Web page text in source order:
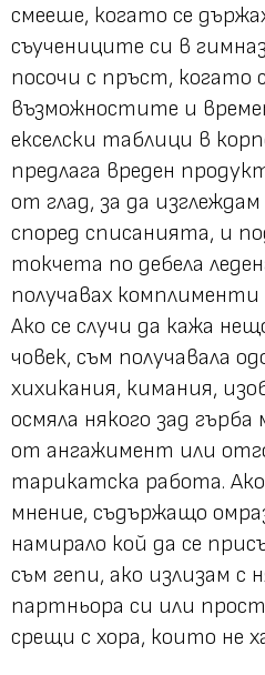
смееше, когато се
съучениците си в
посочи с пръст, когато
възможностите и
екселски таблици в
предлага вреден
от глад, за да
според списанията, и
токчета по дебела
получавах
Ако се случи да кажа
човек, съм получавала
хихикания, кимания,
осмяла някого зад
от ангажимент или
тарикатска работа. Ако
мнение, съдържащо
намирало кой да се
съм гепи, ако излизам с
партньора си или
срещи с хора, които не